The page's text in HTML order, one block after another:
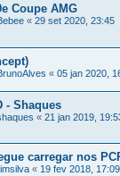
Coupe AMG
« 29 set 2020, 23:45
« 05 jan 2020,
- Shaques
« 21 jan 2019,
carregar nos
« 19 fev 2018, 17:09